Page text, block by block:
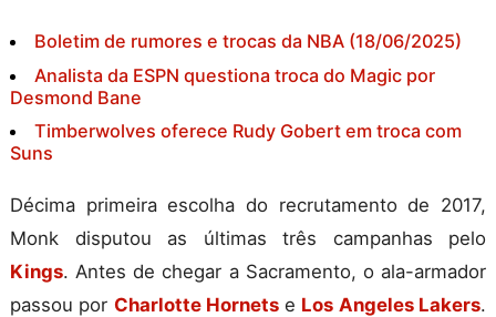
Boletim de rumores e trocas da NBA (18/06/2025)
Analista da ESPN questiona troca do Magic por
Desmond Bane
Timberwolves oferece Rudy Gobert em troca com
Suns
Décima primeira escolha do recrutamento de 2017,
Monk disputou as últimas três campanhas pelo
Kings. Antes de chegar a Sacramento, o ala-armador
passou por Charlotte Hornetse Los Angeles Lakers.